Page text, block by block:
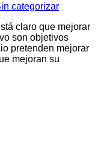
categorizar
claro que mejorar
son objetivos
pretenden mejorar
mejoran su